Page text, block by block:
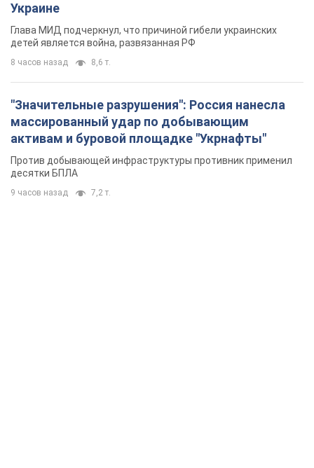
Украине
Глава МИД подчеркнул, что причиной гибели украинских
детей является война, развязанная РФ
8 часов назад 8,6 т.
"Значительные разрушения": Россия нанесла
массированный удар по добывающим
активам и буровой площадке "Укрнафты"
Против добывающей инфраструктуры противник применил
десятки БПЛА
9 часов назад 7,2 т.